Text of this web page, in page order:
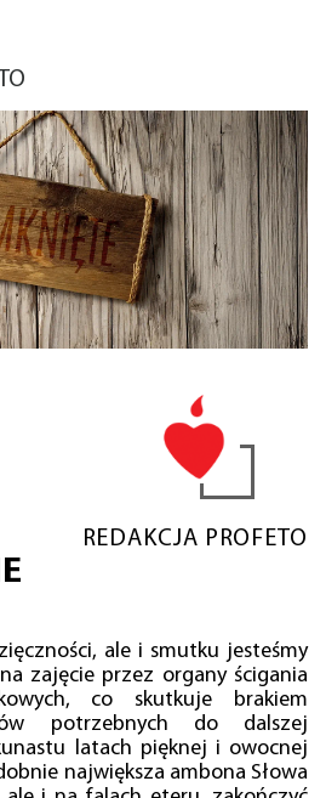
REDAKCJA PROFETO
ale i smutku jesteśmy
zajęcie przez organy ścigania
co skutkuje brakiem
potrzebnych do dalszej
latach pięknej i owocnej
największa ambona Słowa